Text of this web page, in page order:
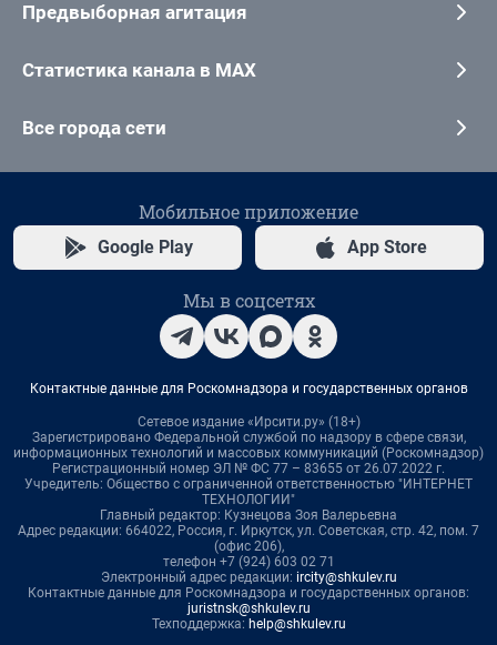
Предвыборная агитация
Статистика канала в MAX
Все города сети
Мобильное приложение
Google Play App Store
Мы в соцсетях
Контактные данные для Роскомнадзора и государственных органов
Сетевое издание «Ирсити.ру» (18+)
Зарегистрировано Федеральной службой по надзору в сфере связи,
информационных технологий и массовых коммуникаций (Роскомнадзор)
Регистрационный номер ЭЛ № ФС 77 – 83655 от 26.07.2022 г.
Учредитель: Общество с ограниченной ответственностью "ИНТЕРНЕТ
ТЕХНОЛОГИИ"
Главный редактор: Кузнецова Зоя Валерьевна
Адрес редакции: 664022, Россия, г. Иркутск, ул. Советская, стр. 42, пом. 7
(офис 206),
телефон +7 (924) 603 02 71
Электронный адрес редакции: ircity@shkulev.ru
Контактные данные для Роскомнадзора и государственных органов:
juristnsk@shkulev.ru
Техподдержка: help@shkulev.ru